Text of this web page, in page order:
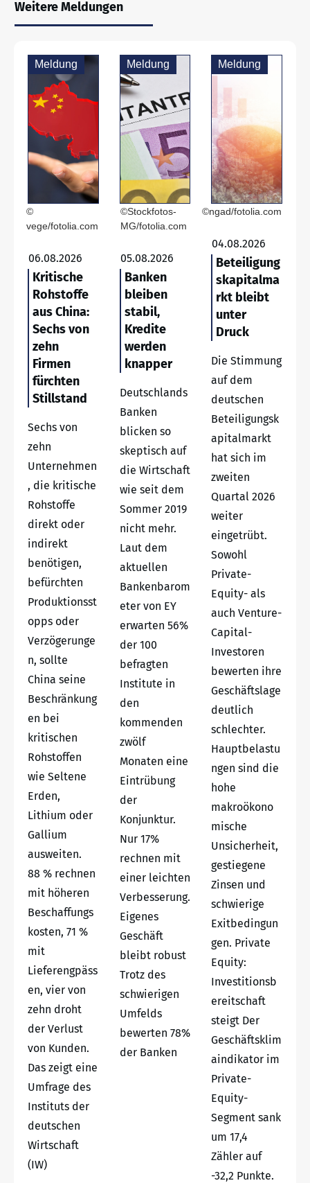
Weitere Meldungen
Meldung
©
vege/fotolia.com
06.08.2026
Kritische
Rohstoffe
aus China:
Sechs von
zehn
Firmen
fürchten
Stillstand
Sechs von
zehn
Unternehmen
, die kritische
Rohstoffe
direkt oder
indirekt
benötigen,
befürchten
Produktionsst
opps oder
Verzögerunge
n, sollte
China seine
Beschränkung
en bei
kritischen
Rohstoffen
wie Seltene
Erden,
Lithium oder
Gallium
ausweiten.
88 % rechnen
mit höheren
Beschaffungs
kosten, 71 %
mit
Lieferengpäss
en, vier von
zehn droht
der Verlust
von Kunden.
Das zeigt eine
Umfrage des
Instituts der
deutschen
Wirtschaft
(IW)
Meldung
©Stockfotos-
MG/fotolia.com
05.08.2026
Banken
bleiben
stabil,
Kredite
werden
knapper
Deutschlands
Banken
blicken so
skeptisch auf
die Wirtschaft
wie seit dem
Sommer 2019
nicht mehr.
Laut dem
aktuellen
Bankenbarom
eter von EY
erwarten 56%
der 100
befragten
Institute in
den
kommenden
zwölf
Monaten eine
Eintrübung
der
Konjunktur.
Nur 17%
rechnen mit
einer leichten
Verbesserung.
Eigenes
Geschäft
bleibt robust
Trotz des
schwierigen
Umfelds
bewerten 78%
der Banken
Meldung
©ngad/fotolia.com
04.08.2026
Beteiligung
skapitalma
rkt bleibt
unter
Druck
Die Stimmung
auf dem
deutschen
Beteiligungsk
apitalmarkt
hat sich im
zweiten
Quartal 2026
weiter
eingetrübt.
Sowohl
Private-
Equity- als
auch Venture-
Capital-
Investoren
bewerten ihre
Geschäftslage
deutlich
schlechter.
Hauptbelastu
ngen sind die
hohe
makroökono
mische
Unsicherheit,
gestiegene
Zinsen und
schwierige
Exitbedingun
gen. Private
Equity:
Investitionsb
ereitschaft
steigt Der
Geschäftsklim
aindikator im
Private-
Equity-
Segment sank
um 17,4
Zähler auf
-32,2 Punkte.